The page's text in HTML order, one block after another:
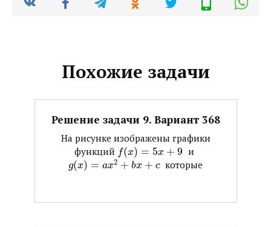
Похожие задачи
Решение задачи 9. Вариант 368
На рисунке изображены графики
функций ​ f(x) = 5x + 9 ​ и ​
g(x) = ax2 + bx + c ​ которые